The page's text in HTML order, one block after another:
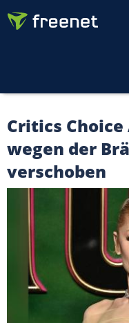
Critics
wegen der
verschoben